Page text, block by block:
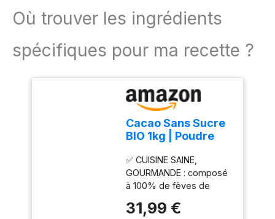
Où trouver les ingrédients
spécifiques pour ma recette ?
Cacao Sans Sucre
BIO 1kg | Poudre
Dégraissées | Goût
intense
✅ CUISINE SAINE,
GOURMANDE : composé
à 100% de fèves de
cultivées en République
31,99 €